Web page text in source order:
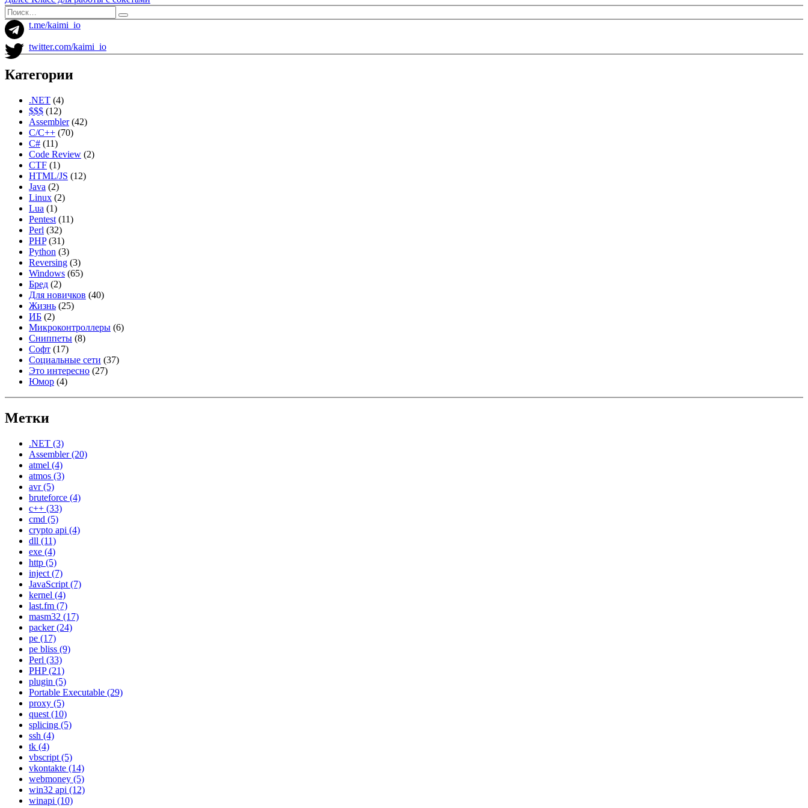
по
записям
запись:
Искать:
Поиск
t.me/kaimi_io
twitter.com/kaimi_io
Категории
.NET (4)
$$$ (12)
Assembler(42)
C/C++ (70)
C# (11)
Code Review (2)
CTF (1)
HTML/JS (12)
Java (2)
Linux (2)
Lua (1)
Pentest (11)
Perl (32)
PHP(31)
Python (3)
Reversing (3)
Windows (65)
Бред (2)
Для новичков (40)
Жизнь (25)
ИБ (2)
Микроконтроллеры (6)
Сниппеты (8)
Софт (17)
Социальные сети (37)
Это интересно (27)
Юмор (4)
Метки
.NET (3)
Assembler(20)
atmel (4)
atmos (3)
avr(5)
bruteforce (4)
c++ (33)
cmd (5)
crypto api (4)
dll (11)
exe (4)
http (5)
inject (7)
JavaScript (7)
kernel (4)
last.fm (7)
masm32 (17)
packer(24)
pe (17)
pe bliss (9)
Perl (33)
PHP(21)
plugin (5)
Portable Executable (29)
proxy (5)
quest (10)
splicing (5)
ssh (4)
tk (4)
vbscript (5)
vkontakte (14)
webmoney (5)
win32 api (12)
winapi (10)